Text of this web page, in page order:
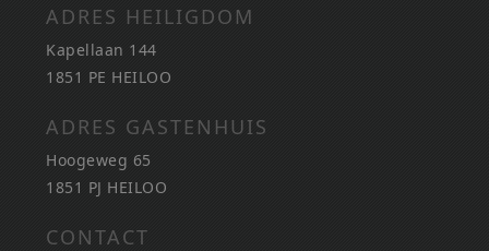
ADRES HEILIGDOM
Kapellaan 144
1851 PE HEILOO
ADRES GASTENHUIS
Hoogeweg 65
1851 PJ HEILOO
CONTACT